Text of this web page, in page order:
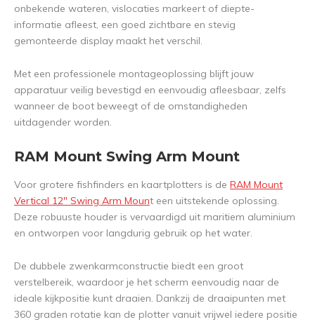
onbekende wateren, vislocaties markeert of diepte-
informatie afleest, een goed zichtbare en stevig
gemonteerde display maakt het verschil.
Met een professionele montageoplossing blijft jouw
apparatuur veilig bevestigd en eenvoudig afleesbaar, zelfs
wanneer de boot beweegt of de omstandigheden
uitdagender worden.
RAM Mount Swing Arm Mount
Voor grotere fishfinders en kaartplotters is de RAM Mount
Vertical 12" Swing Arm Mount een uitstekende oplossing.
Deze robuuste houder is vervaardigd uit maritiem aluminium
en ontworpen voor langdurig gebruik op het water.
De dubbele zwenkarmconstructie biedt een groot
verstelbereik, waardoor je het scherm eenvoudig naar de
ideale kijkpositie kunt draaien. Dankzij de draaipunten met
360 graden rotatie kan de plotter vanuit vrijwel iedere positie